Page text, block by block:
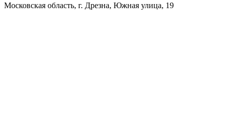
Московская область, г. Дрезна, Южная улица, 19